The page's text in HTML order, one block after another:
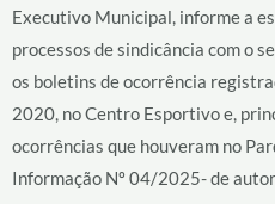
Executivo Municipal, informe a
processos de sindicância com o
os boletins de ocorrência
2020, no Centro Esportivo e,
ocorrências que houveram no
Informação Nº 04/2025- de